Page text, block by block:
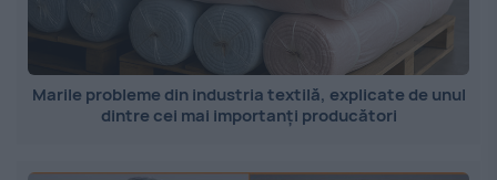
Marile probleme din industria textilă, explicate de unul
dintre cei mai importanți producători